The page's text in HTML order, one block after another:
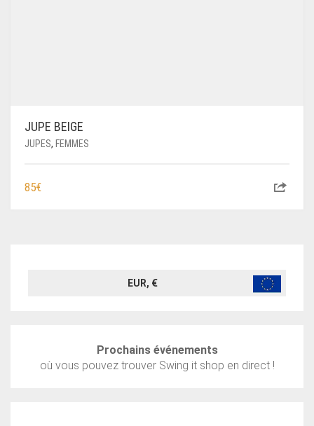
JUPE BEIGE
JUPES, FEMMES
85€
EUR, €
Prochains événements
où vous pouvez trouver Swing it shop en direct !